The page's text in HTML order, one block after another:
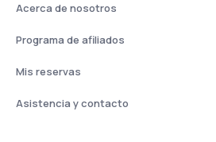
Acerca de nosotros
Programa de afiliados
Mis reservas
Asistencia y contacto